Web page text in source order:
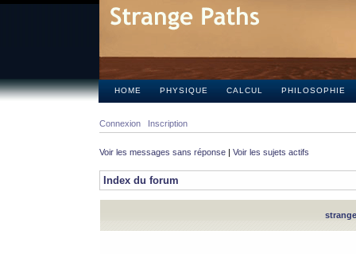
HOME PHYSIQUE CALCUL PHILOSOPHIE
Connexion Inscription
Voir les messages sans réponse | Voir les sujets actifs
Index du forum